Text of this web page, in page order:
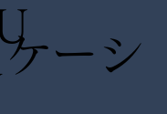
ーシ